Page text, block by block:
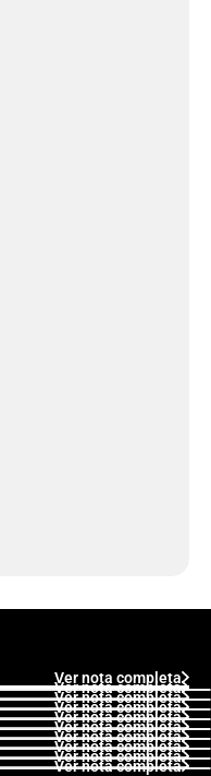
Ver nota completa
Ver nota completa
Ver nota completa
Ver nota completa
Ver nota completa
Ver nota completa
Ver nota completa
Ver nota completa
Ver nota completa
Ver nota completa